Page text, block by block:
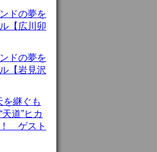
ドの夢を
【広川卯
ドの夢を
【岩見沢
を継ぐも
道”ヒカ
！ ゲスト